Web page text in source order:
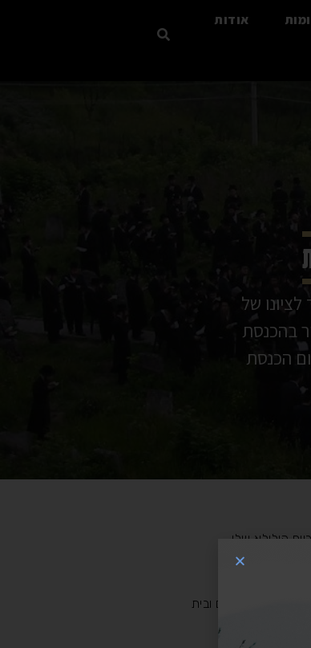
אודות
של
בהכנסת
הכנסת
הילולא שלו,
ההכנסת אורחים ובית